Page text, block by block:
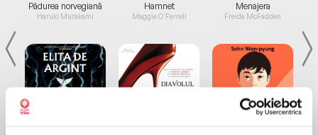
Pădurea norvegiană
Haruki Murakami
Hamnet
Maggie O'Farrell
Menajera
Freida McFadden